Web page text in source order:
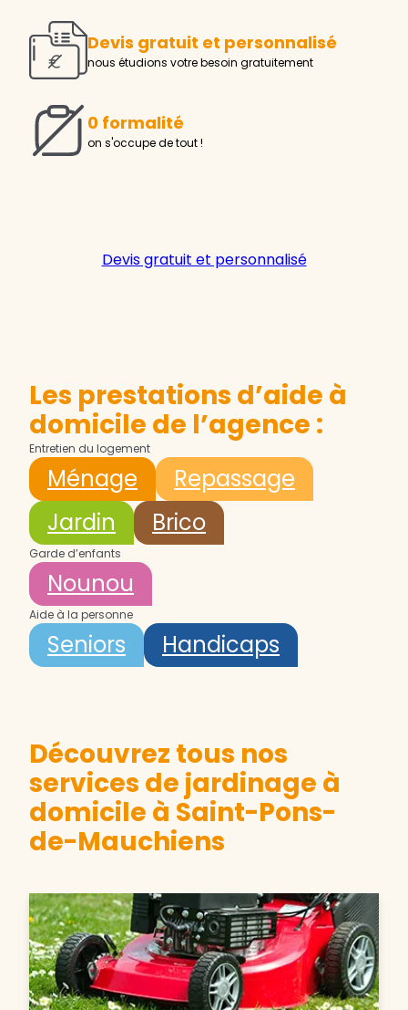
Devis gratuit et personnalisé
nous étudions votre besoin gratuitement
0 formalité
on s'occupe de tout !
Devis gratuit et personnalisé
Les prestations d’aide à
domicile de l’agence :
Entretien du logement
Ménage
Repassage
Jardin
Brico
Garde d’enfants
Nounou
Aide à la personne
Seniors Handicaps
Découvrez tous nos
services de jardinage à
domicile à Saint-Pons-
de-Mauchiens